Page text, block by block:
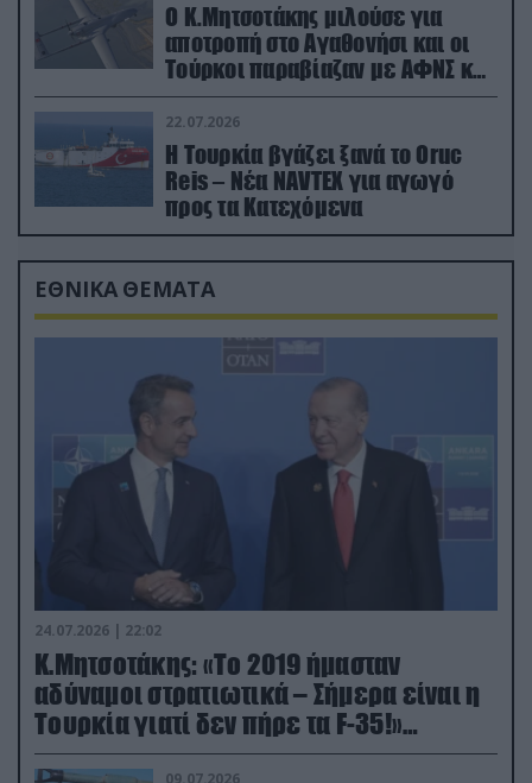
Ο Κ.Μητσοτάκης μιλούσε για
αποτροπή στο Αγαθονήσι και οι
Τούρκοι παραβίαζαν με ΑΦΝΣ και
drone
22.07.2026
Η Τουρκία βγάζει ξανά το Oruc
Reis – Νέα NAVTEX για αγωγό
προς τα Κατεχόμενα
ΕΘΝΙΚΑ ΘΕΜΑΤΑ
24.07.2026 | 22:02
Κ.Μητσοτάκης: «Το 2019 ήμασταν
αδύναμοι στρατιωτικά – Σήμερα είναι η
Τουρκία γιατί δεν πήρε τα F-35!»
(βίντεο)
09.07.2026